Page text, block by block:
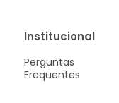
Institucional
Perguntas
Frequentes